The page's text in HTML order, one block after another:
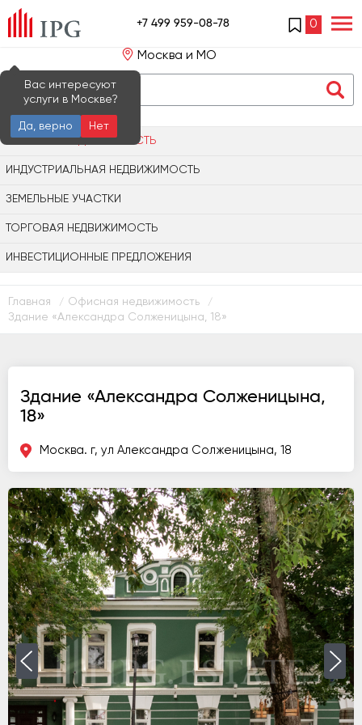
+7 499 959-08-78 0
Москва и МО
Вас интересуют
услуги в Москве?
Да, верно
Нет
ОФИСНАЯ НЕДВИЖИМОСТЬ
ИНДУСТРИАЛЬНАЯ НЕДВИЖИМОСТЬ
ЗЕМЕЛЬНЫЕ УЧАСТКИ
ТОРГОВАЯ НЕДВИЖИМОСТЬ
ИНВЕСТИЦИОННЫЕ ПРЕДЛОЖЕНИЯ
Главная / Офисная недвижимость /
Здание «Александра Солженицына, 18»
Здание «Александра Солженицына,
18»
Москва. г, ул Александра Солженицына, 18